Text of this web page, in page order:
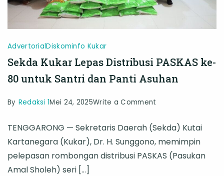
AdvertorialDiskominfo Kukar
Sekda Kukar Lepas Distribusi PASKAS ke-
80 untuk Santri dan Panti Asuhan
By Redaksi 1Mei 24, 2025Write a Comment
Kukar
Lepas
Distribusi
TENGGARONG — Sekretaris Daerah (Sekda) Kutai
Kartanegara (Kukar), Dr. H. Sunggono, memimpin
pelepasan rombongan distribusi PASKAS (Pasukan
Amal Sholeh) seri […]